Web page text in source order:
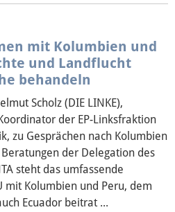
mit Kolumbien und
und Landflucht
behandeln
Scholz (DIE LINKE),
der EP-Linksfraktion
zu Gesprächen nach Kolumbien
der Delegation des
steht das umfassende
mit Kolumbien und Peru, dem
Ecuador beitrat ...